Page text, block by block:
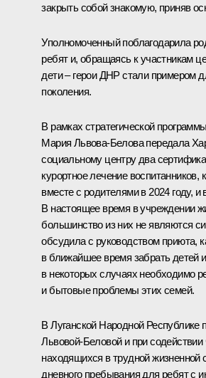
закрыть собой знакомую, приняв
Уполномоченный поблагодарила
ребят и, обращаясь к участникам
дети – герои ДНР стали примером
поколения.
В рамках стратегической
Мария Львова-Беловапередала
социальному центру два
курортное лечение воспитанников,
вместе с родителями в 2024 году,
В настоящее время в учреждении
большинство из них не являются
обсудила с руководством приюта,
в ближайшее время забрать детей
в некоторых случаях необходимо
и бытовые проблемы этих семей.
В Луганской Народной Республике
Львовой-Беловой и при
находящихся в трудной жизненной
дневного пребывания для ребят с